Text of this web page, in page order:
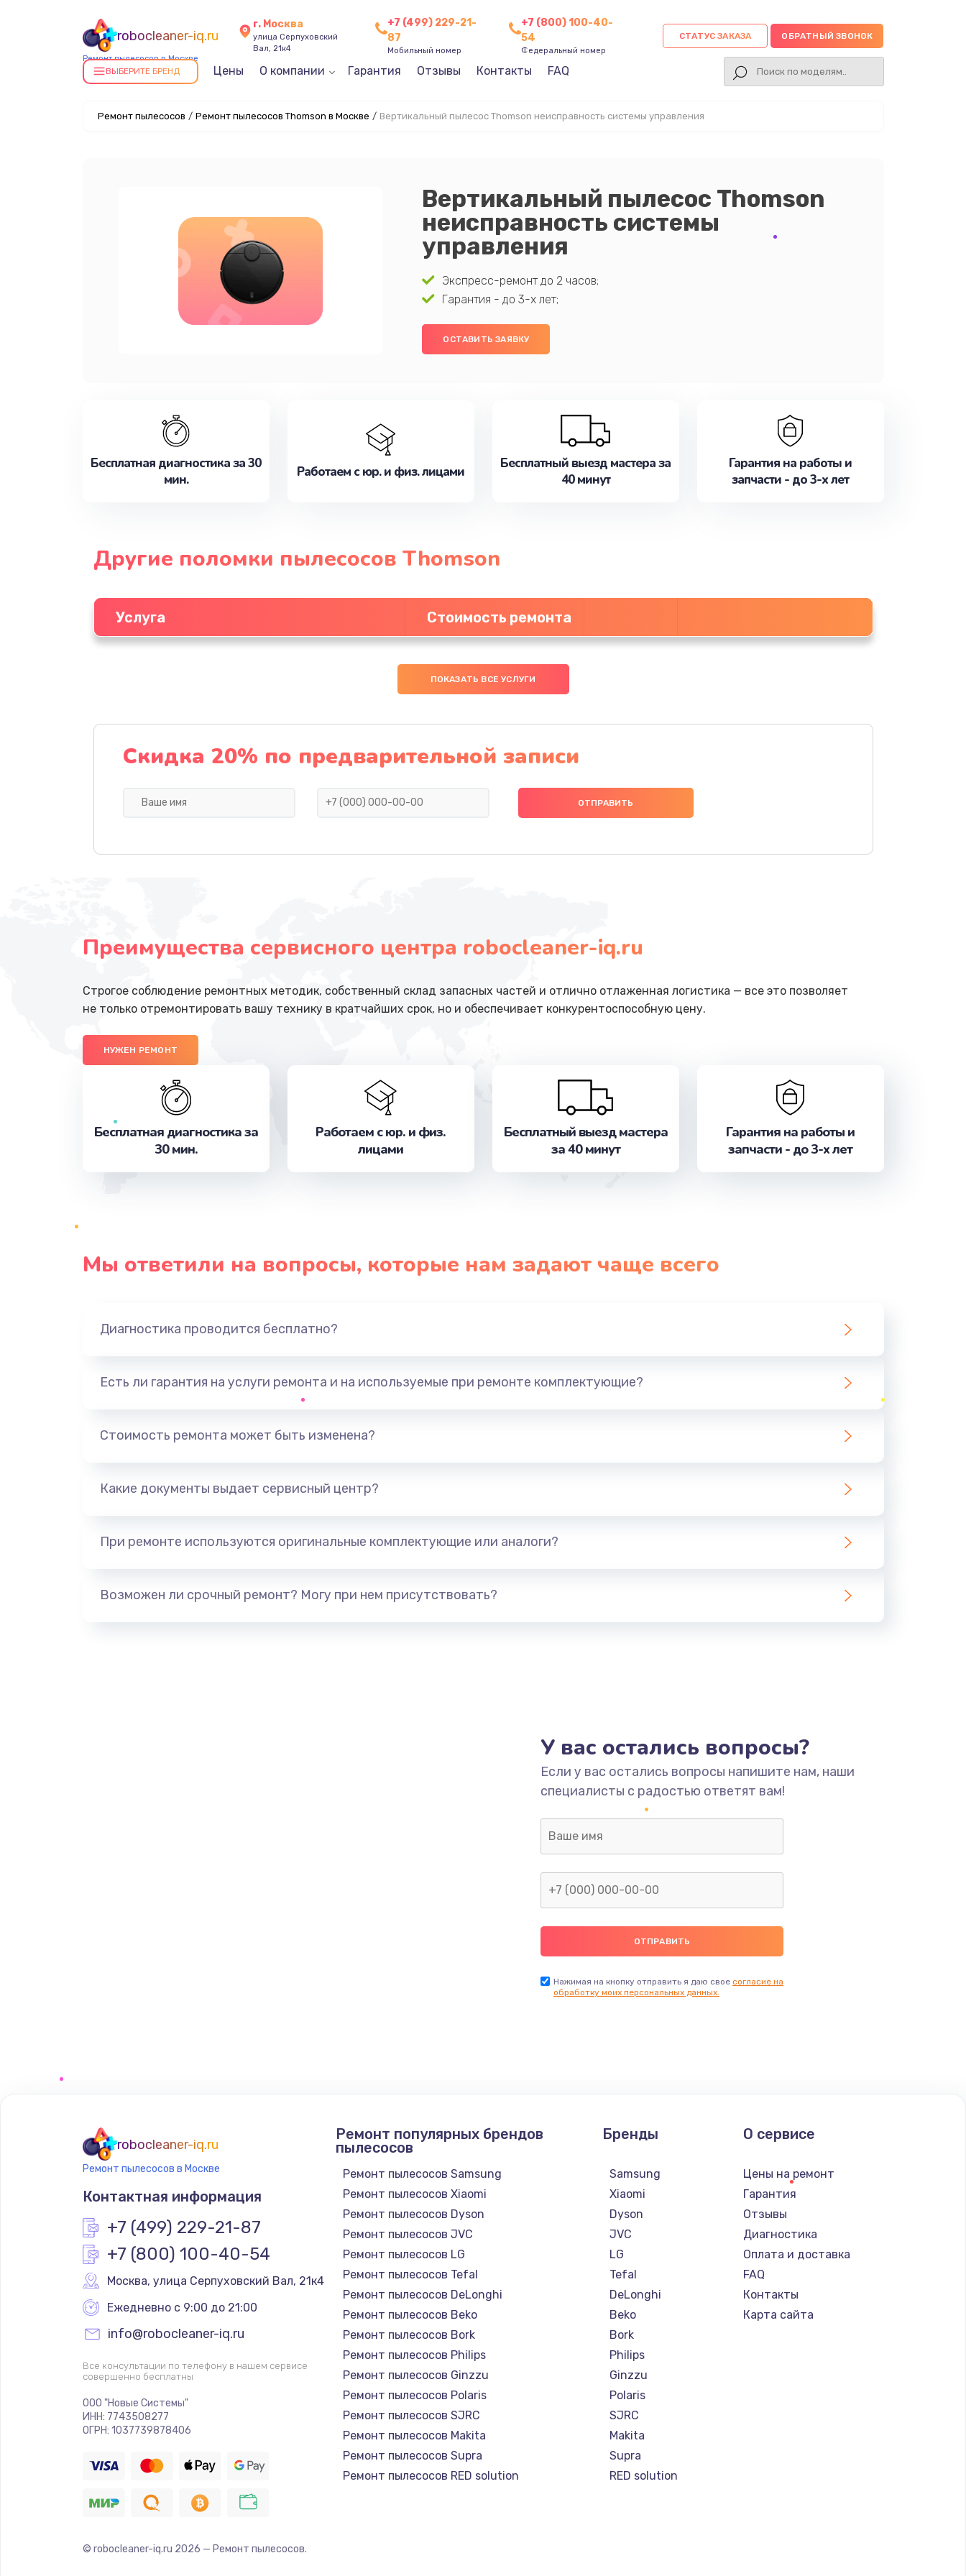
robocleaner-iq.ru
Ремонт пылесосов в Москве
г. Москва
улица Серпуховский
Вал, 21к4
+7 (499) 229-21-
87
Мобильный номер
+7 (800) 100-40-
54
Федеральный номер
СТАТУС ЗАКАЗА ОБРАТНЫЙ ЗВОНОК
ВЫБЕРИТЕ БРЕНД Цены О компании Гарантия Отзывы Контакты FAQ
Ремонт пылесосов / Ремонт пылесосов Thomson в Москве / Вертикальный пылесос Thomson неисправность системы управления
Вертикальный пылесос Thomson
неисправность системы
управления
Экспресс-ремонт до 2 часов;
Гарантия - до 3-х лет;
ОСТАВИТЬ ЗАЯВКУ
Бесплатная диагностика за 30
мин.
Работаем с юр. и физ. лицами
Бесплатный выезд мастера за
40 минут
Гарантия на работы и
запчасти - до 3-х лет
Другие поломки пылесосов Thomson
Услуга Стоимость ремонта
ПОКАЗАТЬ ВСЕ УСЛУГИ
Скидка 20% по предварительной записи
Преимущества сервисного центра robocleaner-iq.ru
Строгое соблюдение ремонтных методик, собственный склад запасных частей и отлично отлаженная логистика — все это позволяет
не только отремонтировать вашу технику в кратчайших срок, но и обеспечивает конкурентоспособную цену.
НУЖЕН РЕМОНТ
Бесплатная диагностика за
30 мин.
Работаем с юр. и физ.
лицами
Бесплатный выезд мастера
за 40 минут
Гарантия на работы и
запчасти - до 3-х лет
Мы ответили на вопросы, которые нам задают чаще всего
Диагностика проводится бесплатно?
Есть ли гарантия на услуги ремонта и на используемые при ремонте комплектующие?
Стоимость ремонта может быть изменена?
Какие документы выдает сервисный центр?
При ремонте используются оригинальные комплектующие или аналоги?
Возможен ли срочный ремонт? Могу при нем присутствовать?
У вас остались вопросы?
Если у вас остались вопросы напишите нам, наши
специалисты с радостью ответят вам!
Нажимая на кнопку отправить я даю свое согласие на
обработку моих персональных данных.
robocleaner-iq.ru
Ремонт пылесосов в Москве
Контактная информация
+7 (499) 229-21-87
+7 (800) 100-40-54
Москва, улица Серпуховский Вал, 21к4
Ежедневно с 9:00 до 21:00
info@robocleaner-iq.ru
Все консультации по телефону в нашем сервисе
совершенно бесплатны
ООО "Новые Системы"
ИНН: 7743508277
ОГРН: 1037739878406
Ремонт популярных брендов
пылесосов
Ремонт пылесосов Samsung
Ремонт пылесосов Xiaomi
Ремонт пылесосов Dyson
Ремонт пылесосов JVC
Ремонт пылесосов LG
Ремонт пылесосов Tefal
Ремонт пылесосов DeLonghi
Ремонт пылесосов Beko
Ремонт пылесосов Bork
Ремонт пылесосов Philips
Ремонт пылесосов Ginzzu
Ремонт пылесосов Polaris
Ремонт пылесосов SJRC
Ремонт пылесосов Makita
Ремонт пылесосов Supra
Ремонт пылесосов RED solution
Бренды
Samsung
Xiaomi
Dyson
JVC
LG
Tefal
DeLonghi
Beko
Bork
Philips
Ginzzu
Polaris
SJRC
Makita
Supra
RED solution
О сервисе
Цены на ремонт
Гарантия
Отзывы
Диагностика
Оплата и доставка
FAQ
Контакты
Карта сайта
© robocleaner-iq.ru 2026 — Ремонт пылесосов.